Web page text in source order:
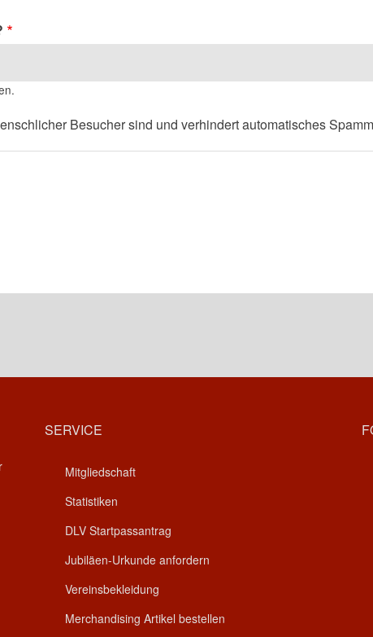
Besucher sind und verhindert automatisches
SERVICE
Mitgliedschaft
Statistiken
DLV Startpassantrag
Jubiläen-Urkunde anfordern
Vereinsbekleidung
Merchandising Artikel bestellen